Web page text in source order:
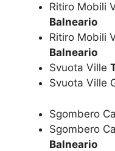
Ritiro Mobili
Balneario
Ritiro Mobili
Balneario
Svuota Ville
Svuota Ville
Sgombero
Sgombero
Balneario